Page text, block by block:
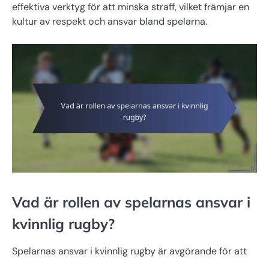
effektiva verktyg för att minska straff, vilket främjar en
kultur av respekt och ansvar bland spelarna.
Vad är rollen av spelarnas ansvar i
kvinnlig rugby?
Spelarnas ansvar i kvinnlig rugby är avgörande för att